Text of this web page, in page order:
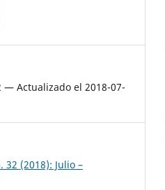
— Actualizado el 2018-07-
32 (2018): Julio –